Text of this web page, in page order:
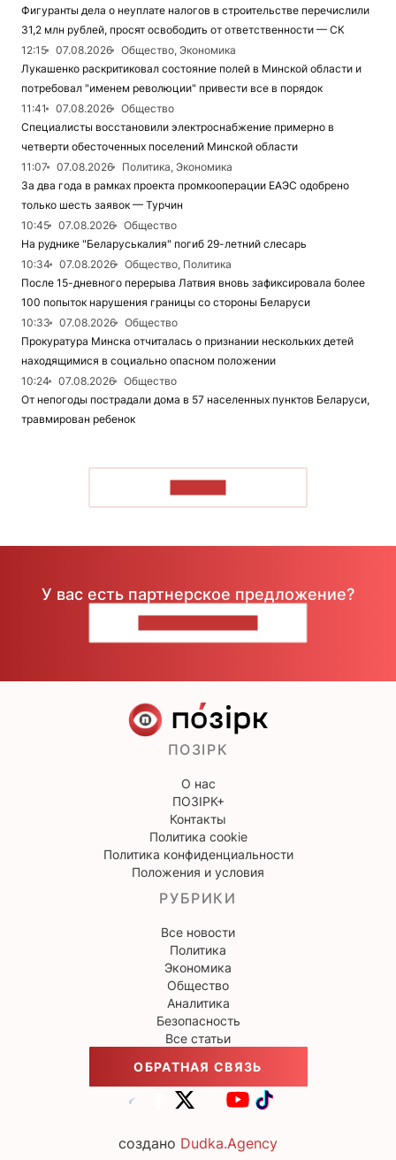
Фигуранты дела о неуплате налогов в строительстве перечислили
31,2 млн рублей, просят освободить от ответственности — СК
12:15
07.08.2026
Общество, Экономика
Лукашенко раскритиковал состояние полей в Минской области и
потребовал "именем революции" привести все в порядок
11:41
07.08.2026
Общество
Специалисты восстановили электроснабжение примерно в
четверти обесточенных поселений Минской области
11:07
07.08.2026
Политика, Экономика
За два года в рамках проекта промкооперации ЕАЭС одобрено
только шесть заявок — Турчин
10:45
07.08.2026
Общество
На руднике "Беларуськалия" погиб 29-летний слесарь
10:34
07.08.2026
Общество, Политика
После 15-дневного перерыва Латвия вновь зафиксировала более
100 попыток нарушения границы со стороны Беларуси
10:33
07.08.2026
Общество
Прокуратура Минска отчиталась о признании нескольких детей
находящимися в социально опасном положении
10:24
07.08.2026
Общество
От непогоды пострадали дома в 57 населенных пунктов Беларуси,
травмирован ребенок
У вас есть партнерское предложение?
ПОЗІРК
О нас
ПОЗІРК+
Контакты
Политика cookie
Политика конфиденциальности
Положения и условия
РУБРИКИ
Все новости
Политика
Экономика
Общество
Аналитика
Безопасность
Все статьи
ОБРАТНАЯ СВЯЗЬ
создано Dudka.Agency